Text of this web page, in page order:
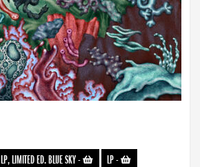
LP, LIMITED ED. BLUE SKY- LP-